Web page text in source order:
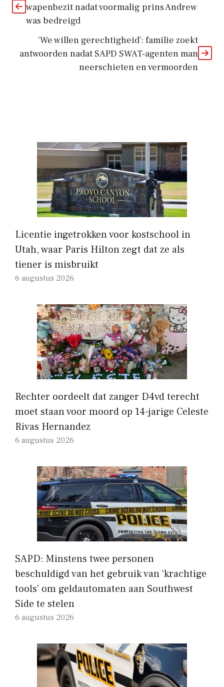
wapenbezit nadat voormalig prins Andrew
was bedreigd
‘We willen gerechtigheid’: familie zoekt
antwoorden nadat SAPD SWAT-agenten man
neerschieten en vermoorden
Licentie ingetrokken voor kostschool in
Utah, waar Paris Hilton zegt dat ze als
tiener is misbruikt
6 augustus 2026
Rechter oordeelt dat zanger D4vd terecht
moet staan ​​voor moord op 14-jarige Celeste
Rivas Hernandez
6 augustus 2026
SAPD: Minstens twee personen
beschuldigd van het gebruik van ‘krachtige
tools’ om geldautomaten aan Southwest
Side te stelen
6 augustus 2026